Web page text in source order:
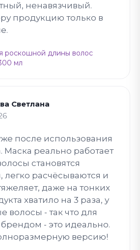
ненавязчивый.
продукцию только в
роскошной длины волос
мл
Светлана
после использования
Маска реально работает
становятся
расчёсываются и
даже на тонких
хватило на 3 раза, у
волосы - так что для
брендом - это идеально.
версию!